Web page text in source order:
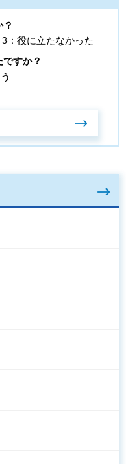
3：役に立たなかった
すか？